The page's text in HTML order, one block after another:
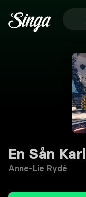
En Sån Karl
Anne-Lie Rydé